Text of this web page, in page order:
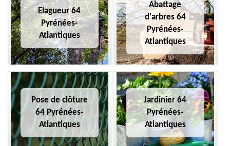
Elagueur 64
Pyrénées-
Atlantiques
Abattage
d'arbres 64
Pyrénées-
Atlantiques
Pose de clôture
64 Pyrénées-
Atlantiques
Jardinier 64
Pyrénées-
Atlantiques